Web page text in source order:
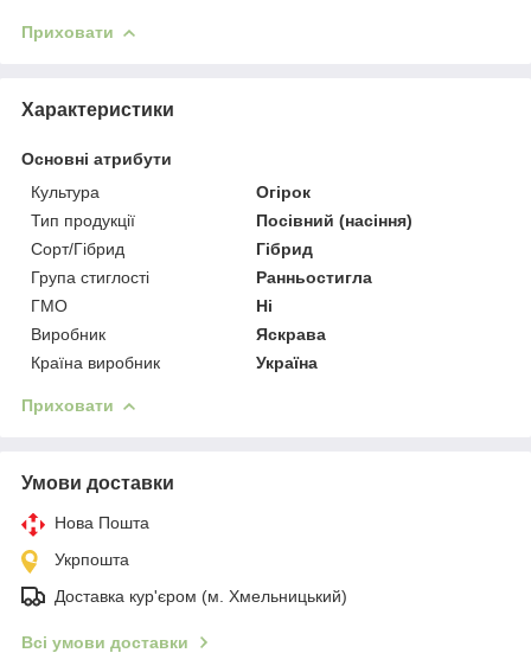
Приховати
Характеристики
Основні атрибути
Культура
Огірок
Тип продукції
Посівний (насіння)
Сорт/Гібрид
Гібрид
Група стиглості
Ранньостигла
ГМО
Ні
Виробник
Яскрава
Країна виробник
Україна
Приховати
Умови доставки
Нова Пошта
Укрпошта
Доставка кур'єром (м. Хмельницький)
Всі умови доставки